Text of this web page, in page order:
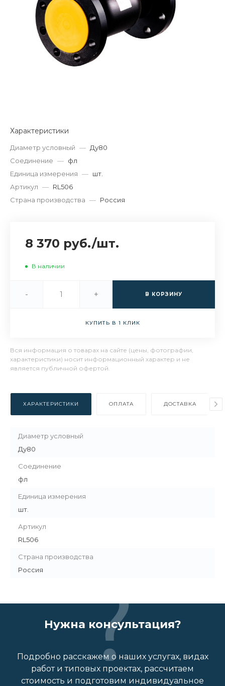
Характеристики
Диаметр условный — Ду80
Соединение — фл
Единица измерения — шт.
Артикул — RL506
Страна производства — Россия
8 370 руб./шт.
В наличии
- + В КОРЗИНУ
КУПИТЬ В 1 КЛИК
Вся информация о товарах на сайте (цены, фотографии,
характеристики) носит информационный характер и не
является публичной офертой.
ХАРАКТЕРИСТИКИ ОПЛАТА ДОСТАВКА
Диаметр условный
Ду80
Соединение
фл
Единица измерения
шт.
Артикул
RL506
Страна производства
Россия
Нужна консультация?
Подробно расскажем о наших услугах, видах
работ и типовых проектах, рассчитаем
стоимость и подготовим индивидуальное